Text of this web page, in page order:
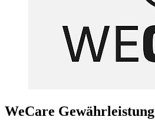
WeCare Gewährleistung